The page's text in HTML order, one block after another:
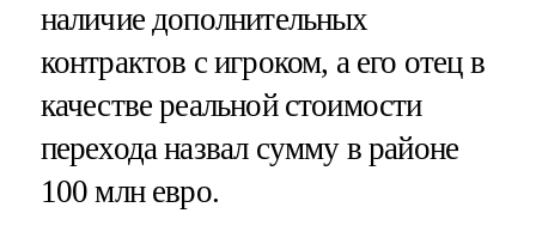
наличие дополнительных
контрактов с игроком, а его отец в
качестве реальной стоимости
перехода назвал сумму в районе
100 млн евро.